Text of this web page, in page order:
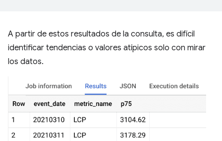
A partir de estos resultados de la consulta, es difícil
identificar tendencias o valores atípicos solo con mirar
los datos.